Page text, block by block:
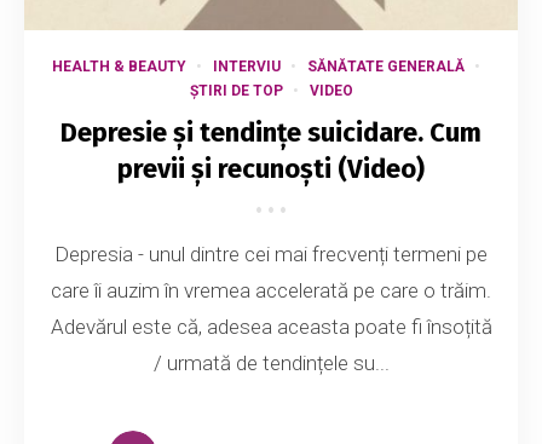
HEALTH & BEAUTY INTERVIU
SĂNĂTATE GENERALĂ
ȘTIRI DE TOP
VIDEO
Depresie și tendințe suicidare. Cum
previi și recunoști (Video)
Depresia - unul dintre cei mai frecvenți termeni pe
care îi auzim în vremea accelerată pe care o trăim.
Adevărul este că, adesea aceasta poate fi însoțită
/ urmată de tendințele su...